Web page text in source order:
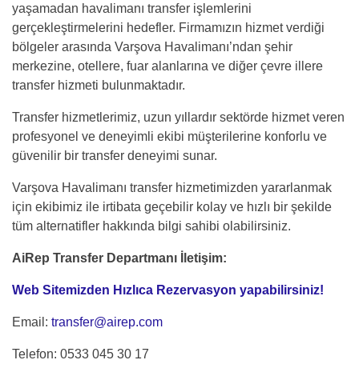
yaşamadan havalimanı transfer işlemlerini
gerçekleştirmelerini hedefler. Firmamızın hizmet verdiği
bölgeler arasında Varşova Havalimanı’ndan şehir
merkezine, otellere, fuar alanlarına ve diğer çevre illere
transfer hizmeti bulunmaktadır.
Transfer hizmetlerimiz, uzun yıllardır sektörde hizmet veren
profesyonel ve deneyimli ekibi müşterilerine konforlu ve
güvenilir bir transfer deneyimi sunar.
Varşova Havalimanı transfer hizmetimizden yararlanmak
için ekibimiz ile irtibata geçebilir kolay ve hızlı bir şekilde
tüm alternatifler hakkında bilgi sahibi olabilirsiniz.
AiRep Transfer Departmanı İletişim:
Web Sitemizden Hızlıca Rezervasyon yapabilirsiniz!
Email: transfer@airep.com
Telefon: 0533 045 30 17